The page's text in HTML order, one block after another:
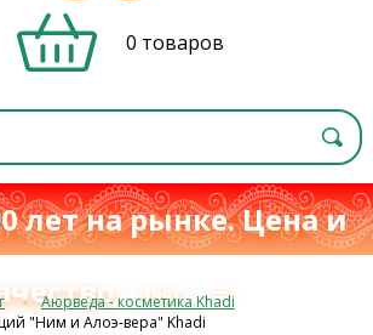
0 товаров
лет на рынке. Цена и
с 1993 г.≡
Аюрведа - косметика Khadi
"Ним и Алоэ-вера" Khadi